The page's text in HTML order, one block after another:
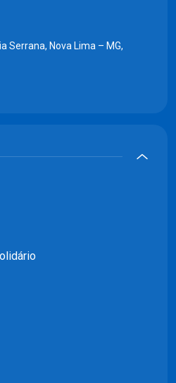
Serrana, Nova Lima – MG,